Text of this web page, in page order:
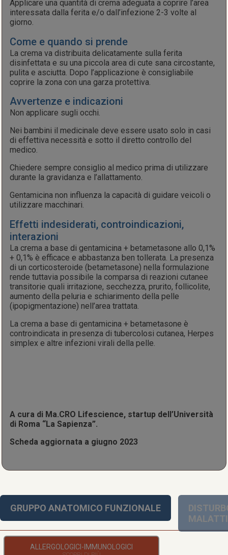
Applicare una quantità di crema adeguata a coprire l’area
interessata dalla ferita e/o dall’infezione 2-3 volte al
giorno.
Come e quando si prende
La crema va distribuita delicatamente sulla ferita
disinfettata e su una piccola area di cute sana circostante,
pulita e asciutta. Dopo l’applicazione è consigliabile
coprire la zona con una garza protettiva.
Avvertenze e indicazioni
Non applicare sugli occhi.
Nei bambini il medicinale deve essere usato solo in casi
di effettiva necessità e sotto il diretto controllo del
medico.
Chiedere sempre consiglio al medico prima di utilizzare
durante la gravidanza e l’allattamento.
Gentamicina non influenza la capacità di guidare veicoli o
utilizzare macchinari.
Effetti indesiderati, controindicazioni,
interazioni
La crema a base di gentamicina + betametasone allo 0,1%
+ 0,1% è efficace e abbastanza ben tollerata. La presenza
di un corticosteroide (betametasone) nella formulazione
rende tuttavia possibile la comparsa di reazioni cutanee
transitorie quali irritazione, secchezza, prurito, follicolite,
aumento della peluria e schiarimento della pelle
(ipopigmentazione) nell’area trattata.
La crema a base di gentamicina + betametasone è
controindicata in presenza di tubercolosi cutanea, Herpes
simplex e altre infezioni virali della pelle.
A cura di Ma.CRO Lifescience, startup dell’Università
di Roma “La Sapienza”.
Scheda aggiornata a giugno 2023
GRUPPO ANATOMICO FUNZIONALE
ALLERGOLOGICI-IMMUNOLOGICI